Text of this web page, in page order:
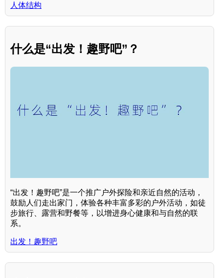
人体结构
什么是“出发！趣野吧”？
“出发！趣野吧”是一个推广户外探险和亲近自然的活动，
鼓励人们走出家门，体验各种丰富多彩的户外活动，如徒
步旅行、露营和野餐等，以增进身心健康和与自然的联
系。
出发！趣野吧